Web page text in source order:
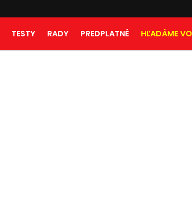
TESTY RADY PREDPLATNÉ HĽADÁME